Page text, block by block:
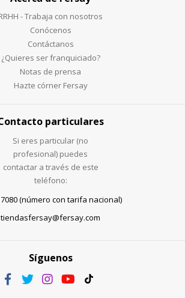
- Trabaja con nosotros
Conócenos
Contáctanos
¿Quieres ser franquiciado?
Notas de prensa
Hazte córner Fersay
particulares
Si eres particular (no
profesional) puedes
contactar a través de este
teléfono:
(número con tarifa nacional)
tiendasfersay@fersay.com
Síguenos